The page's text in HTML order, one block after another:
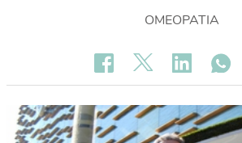
OMEOPATIA